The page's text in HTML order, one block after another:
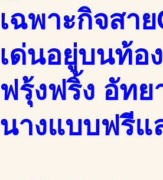
เฉพาะกิจสา
เด่นอยู่บนท้อ
ฟรุ้งฟริ้ง อัท
นางแบบฟรี